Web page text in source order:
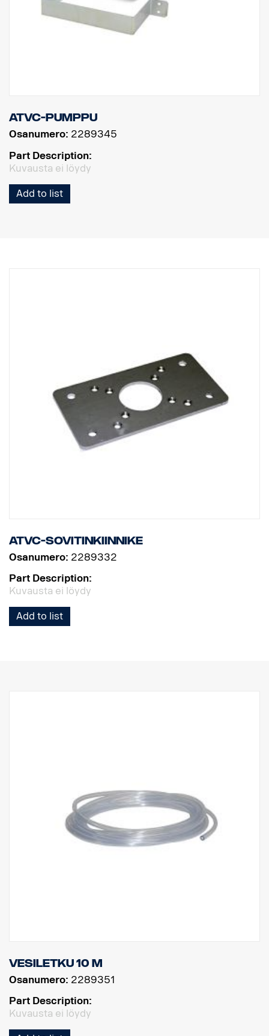
ATVC-pumppu
Osanumero: 2289345
Part Description:
Kuvausta ei löydy
Add to list
ATVC-sovitinkiinnike
Osanumero: 2289332
Part Description:
Kuvausta ei löydy
Add to list
Vesiletku 10 m
Osanumero: 2289351
Part Description:
Kuvausta ei löydy